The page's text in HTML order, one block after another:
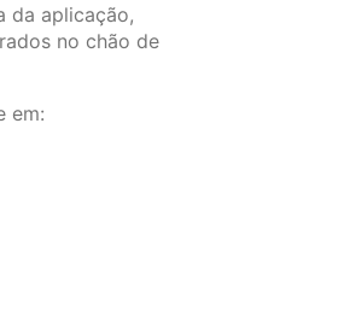
da aplicação,
no chão de
em: